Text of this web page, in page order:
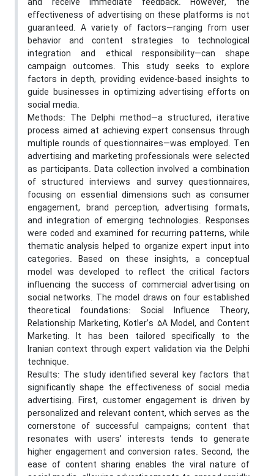
effectiveness of advertising on these platforms is not
guaranteed. A variety of factors—ranging from user
behavior and content strategies to technological
integration and ethical responsibility—can shape
campaign outcomes. This study seeks to explore
factors in depth, providing evidence-based insights to
guide businesses in optimizing advertising efforts on
social media.
Methods: The Delphi method—a structured, iterative
process aimed at achieving expert consensus through
multiple rounds of questionnaires—was employed. Ten
advertising and marketing professionals were selected
as participants. Data collection involved a combination
of structured interviews and survey questionnaires,
focusing on essential dimensions such as consumer
engagement, brand perception, advertising formats,
and integration of emerging technologies. Responses
were coded and examined for recurring patterns, while
thematic analysis helped to organize expert input into
categories. Based on these insights, a conceptual
model was developed to reflect the critical factors
influencing the success of commercial advertising on
social networks. The model draws on four established
theoretical foundations: Social Influence Theory,
Relationship Marketing, Kotler’s 5A Model, and Content
Marketing. It has been tailored specifically to the
Iranian context through expert validation via the Delphi
technique.
Results: The study identified several key factors that
significantly shape the effectiveness of social media
advertising. First, customer engagement is driven by
personalized and relevant content, which serves as the
cornerstone of successful campaigns; content that
resonates with users’ interests tends to generate
higher engagement and conversion rates. Second, the
ease of content sharing enables the viral nature of